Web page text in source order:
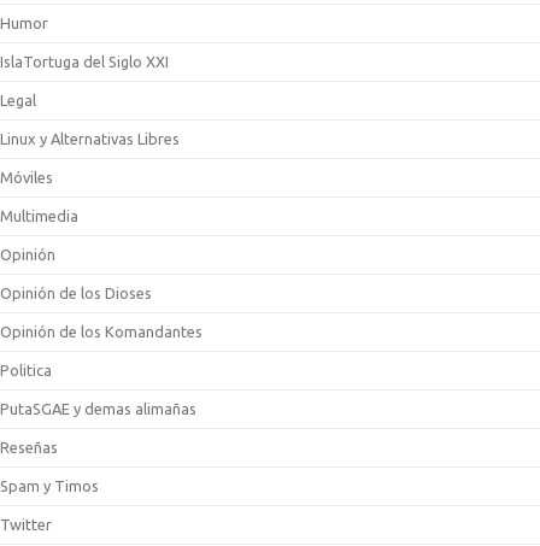
Humor
IslaTortuga del Siglo XXI
Legal
Linux y Alternativas Libres
Móviles
Multimedia
Opinión
Opinión de los Dioses
Opinión de los Komandantes
Politica
PutaSGAE y demas alimañas
Reseñas
Spam y Timos
Twitter